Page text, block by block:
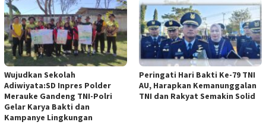
Wujudkan Sekolah
Adiwiyata:SD Inpres Polder
Merauke Gandeng TNI-Polri
Gelar Karya Bakti dan
Kampanye Lingkungan
Peringati Hari Bakti Ke-79 TNI
AU, Harapkan Kemanunggalan
TNI dan Rakyat Semakin Solid